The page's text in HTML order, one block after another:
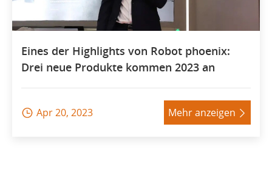
Eines der Highlights von Robot phoenix:
Drei neue Produkte kommen 2023 an
 Apr 20, 2023 Mehr anzeigen 